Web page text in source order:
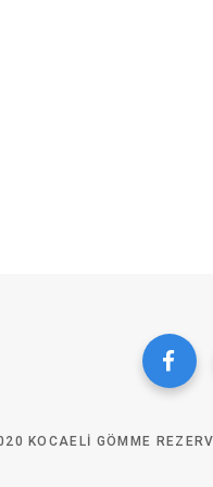
KOCAELI GÖMME